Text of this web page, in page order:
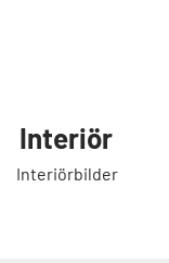
Interiör
Interiörbilder